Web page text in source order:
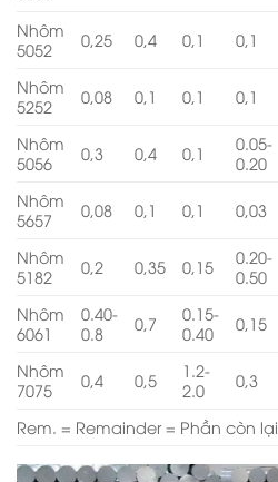
Nhôm
5052
0,25 0,4 0,1 0,1
Nhôm
5252
0,08 0,1 0,1 0,1
Nhôm
5056
0,3 0,4 0,1
0.05-
0.20
Nhôm
5657
0,08 0,1 0,1 0,03
Nhôm
5182
0,2 0,35 0,15
0.20-
0.50
Nhôm
6061
0.40-
0.8
0,7
0.15-
0.40
0,15
Nhôm
7075
0,4 0,5
1.2-
2.0
0,3
Rem. = Remainder = Phần còn lại